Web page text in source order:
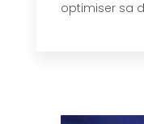
optimiser sa